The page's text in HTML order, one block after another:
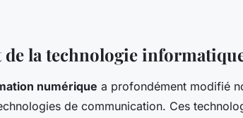
de la technologie
numérique a profondément modifié
de communication. Ces